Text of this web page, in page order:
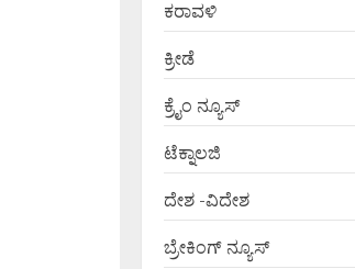
ಕರಾವಳಿ
ಕ್ರೀಡೆ
ಕ್ರೈಂ ನ್ಯೂಸ್
ಟೆಕ್ನಾಲಜಿ
ದೇಶ -ವಿದೇಶ
ಬ್ರೇಕಿಂಗ್ ನ್ಯೂಸ್